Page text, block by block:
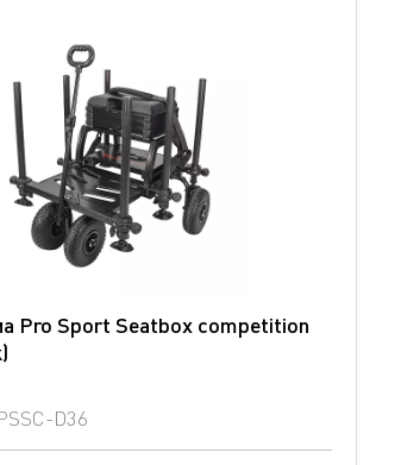
Pro Sport Seatbox competition
D36